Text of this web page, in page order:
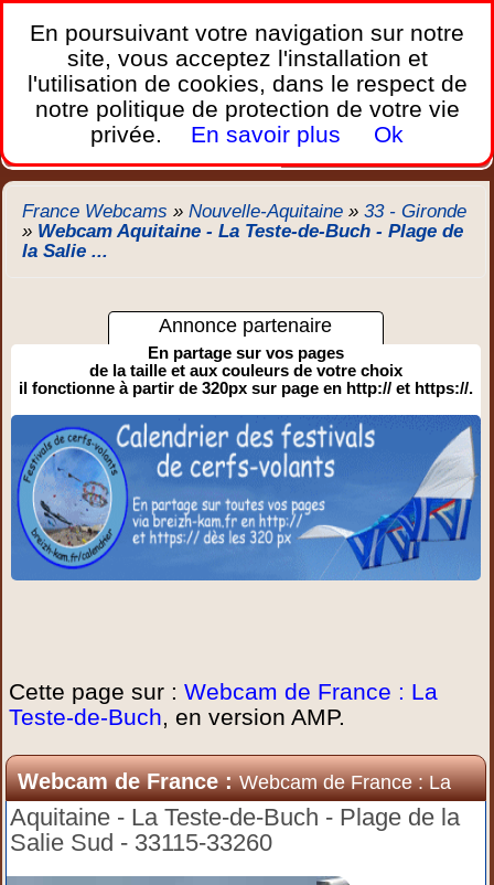
France Webcams,
Les webcams sur mobiles, portables et PC.
Home Bretagne Corse Plages Ports Montagnes
Trafic Chercher New
France Webcams »Nouvelle-Aquitaine »33 - Gironde
» Webcam Aquitaine - La Teste-de-Buch - Plage de
la Salie ...
Annonce partenaire
En partage sur vos pages
de la taille et aux couleurs de votre choix
il fonctionne à partir de 320px sur page en http:// et https://.
Cette page sur :Webcam de France : La
Teste-de-Buch, en version AMP.
Webcam de France :Webcam de France : La
Teste-de-Buch
Aquitaine - La Teste-de-Buch - Plage de la
Salie Sud - 33115-33260
En poursuivant votre navigation sur notre
site, vous acceptez l'installation et
l'utilisation de cookies, dans le respect de
notre politique de protection de votre vie
privée.
En savoir plus Ok